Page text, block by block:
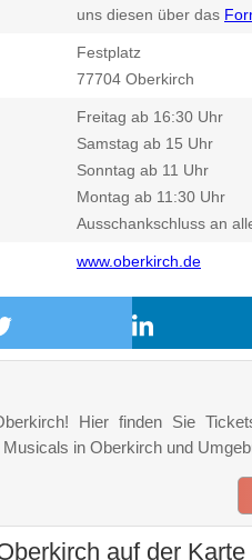
uns diesen über das
Festplatz
77704 Oberkirch
Freitag ab 16:30 Uhr
Samstag ab 15 Uhr
Sonntag ab 11 Uhr
Montag ab 11:30 Uhr
Ausschankschluss an
www.oberkirch.de
Hier finden Sie
in Oberkirch und
auf der Karte